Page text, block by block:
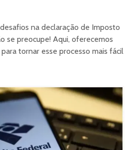
na declaração de Imposto
se preocupe! Aqui, oferecemos
tornar esse processo mais fácil